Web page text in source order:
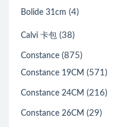
Bolide 31cm (4)
Calvi 卡包 (38)
Constance (875)
Constance 19CM (571)
Constance 24CM (216)
Constance 26CM (29)